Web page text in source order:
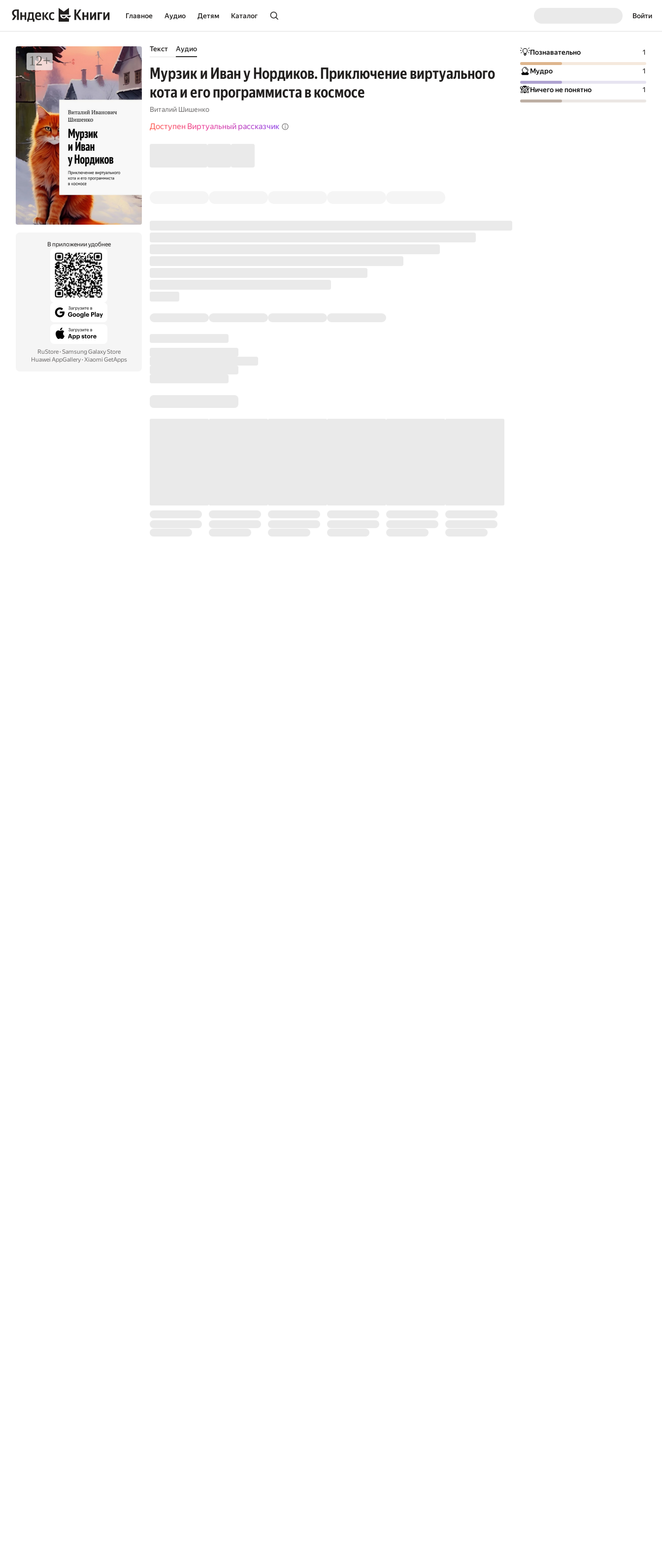
Главное Аудио Детям Каталог Войти
В приложении удобнее
RuStore· Samsung Galaxy Store
Huawei AppGallery· Xiaomi GetApps
Текст Аудио
Мурзик и Иван у Нордиков. Приключение виртуального
кота и его программиста в космосе
Виталий Шишенко
Доступен Виртуальный рассказчик
💡Познавательно 1
🔮Мудро 1
🙈Ничего не понятно 1